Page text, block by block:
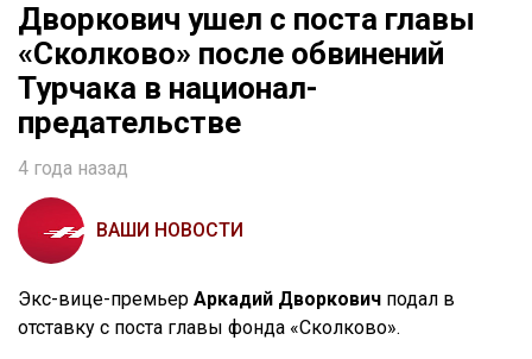
Дворкович ушел с поста главы
«Сколково» после обвинений
Турчака в национал-
предательстве
4 года назад
ВАШИ НОВОСТИ
Экс-вице-премьер Аркадий Дворкович подал в
отставку с поста главы фонда «Сколково».